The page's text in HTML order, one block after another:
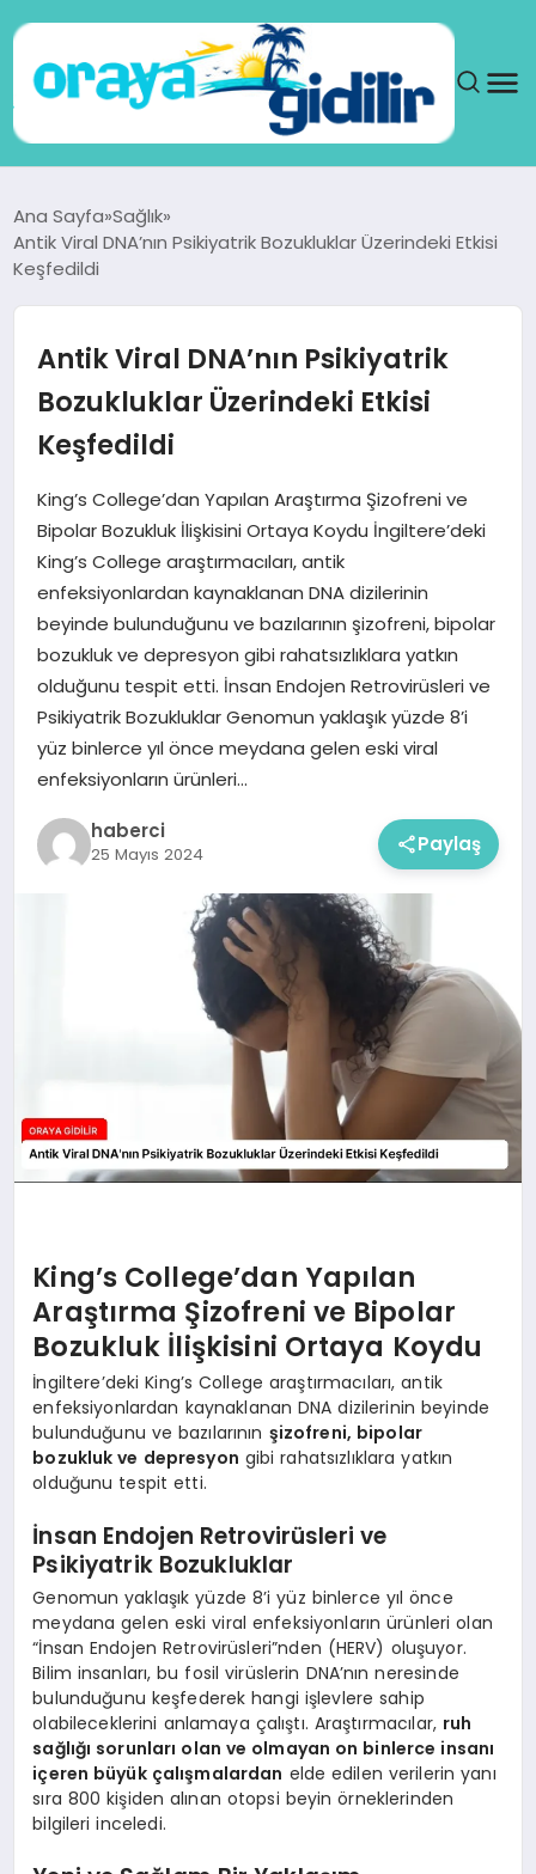
SAĞLIK
TEKNOLOJI
YAŞAM
Ana Sayfa Sağlık
Antik Viral DNA’nın Psikiyatrik Bozukluklar Üzerindeki Etkisi
Keşfedildi
Antik Viral DNA’nın Psikiyatrik
Bozukluklar Üzerindeki Etkisi
Keşfedildi
King’s College’dan Yapılan Araştırma Şizofreni ve
Bipolar Bozukluk İlişkisini Ortaya Koydu İngiltere’deki
King’s College araştırmacıları, antik
enfeksiyonlardan kaynaklanan DNA dizilerinin
beyinde bulunduğunu ve bazılarının şizofreni, bipolar
bozukluk ve depresyon gibi rahatsızlıklara yatkın
olduğunu tespit etti. İnsan Endojen Retrovirüsleri ve
Psikiyatrik Bozukluklar Genomun yaklaşık yüzde 8’i
yüz binlerce yıl önce meydana gelen eski viral
enfeksiyonların ürünleri…
haberci
25 Mayıs 2024 Paylaş
King’s College’dan Yapılan
Araştırma Şizofreni ve Bipolar
Bozukluk İlişkisini Ortaya Koydu
İngiltere’deki King’s College araştırmacıları, antik
enfeksiyonlardan kaynaklanan DNA dizilerinin beyinde
bulunduğunu ve bazılarının şizofreni, bipolar
bozukluk ve depresyon gibi rahatsızlıklara yatkın
olduğunu tespit etti.
İnsan Endojen Retrovirüsleri ve
Psikiyatrik Bozukluklar
Genomun yaklaşık yüzde 8’i yüz binlerce yıl önce
meydana gelen eski viral enfeksiyonların ürünleri olan
“İnsan Endojen Retrovirüsleri”nden (HERV) oluşuyor.
Bilim insanları, bu fosil virüslerin DNA’nın neresinde
bulunduğunu keşfederek hangi işlevlere sahip
olabileceklerini anlamaya çalıştı. Araştırmacılar, ruh
sağlığı sorunları olan ve olmayan on binlerce insanı
içeren büyük çalışmalardan elde edilen verilerin yanı
sıra 800 kişiden alınan otopsi beyin örneklerinden
bilgileri inceledi.